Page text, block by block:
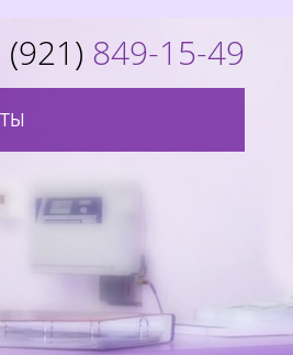
(921) 849-15-49